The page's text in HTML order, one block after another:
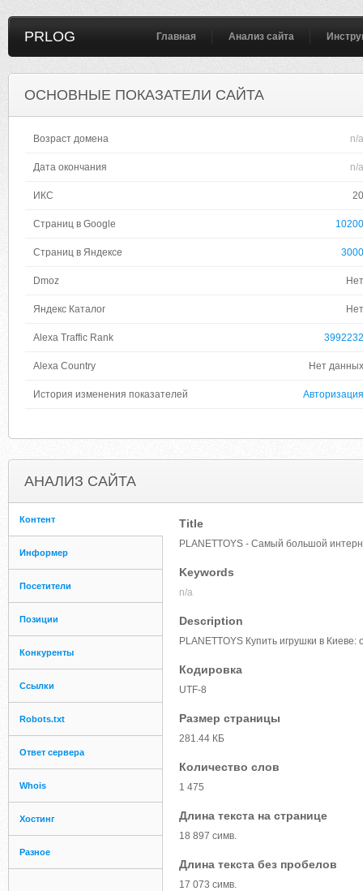
PRLOG Главная Анализ сайта
ОСНОВНЫЕ ПОКАЗАТЕЛИ САЙТА
Возраст домена n/a
Дата окончания n/a
ИКС 20
Страниц в Google 10200
Страниц в Яндексе 3000
Dmoz Нет
Яндекс Каталог Нет
Alexa Traffic Rank 3992232
Alexa Country Нет данных
История изменения показателей Авторизация
АНАЛИЗ САЙТА
Контент
Информер
Посетители
Позиции
Конкуренты
Ссылки
Robots.txt
Ответ сервера
Whois
Хостинг
Разное
Title
PLANETTOYS - Самый большой
Keywords
n/a
Description
PLANETTOYS Купить игрушки в
Кодировка
UTF-8
Размер страницы
281.44 КБ
Количество слов
1 475
Длина текста на странице
18 897 симв.
Длина текста без пробелов
17 073 симв.